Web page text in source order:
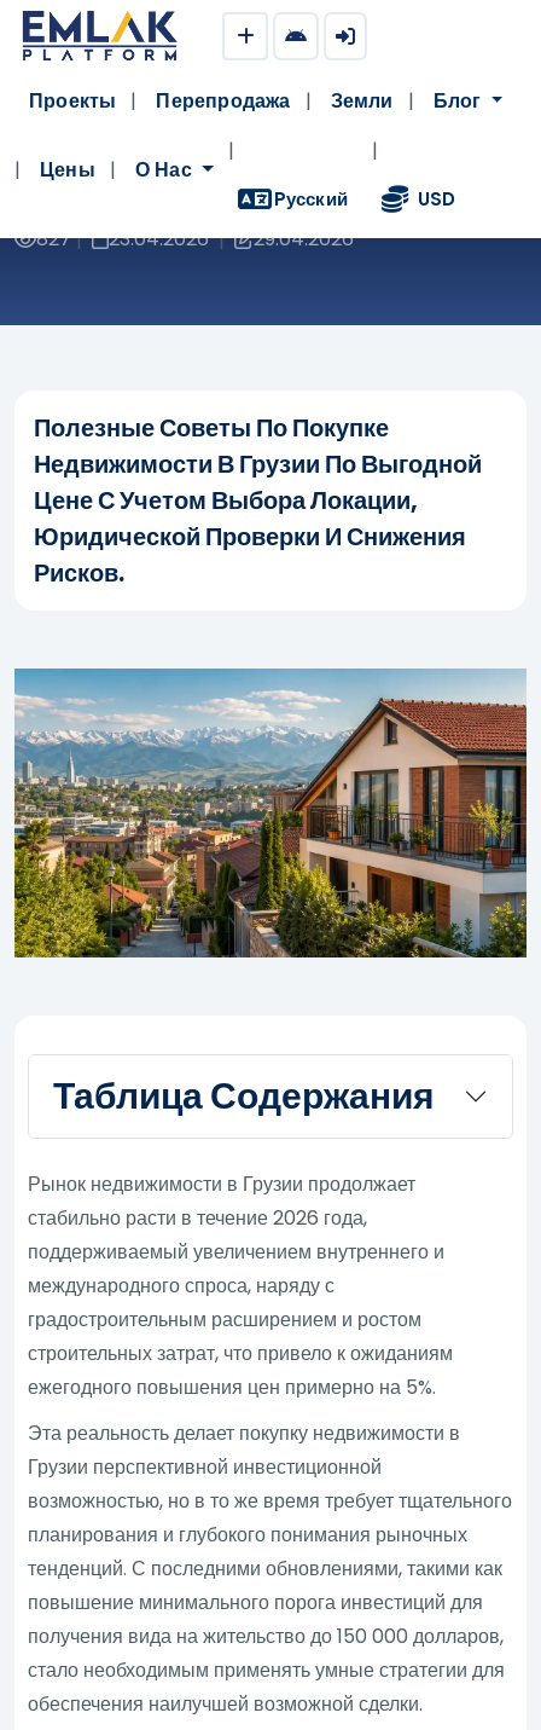
Проекты Перепродажа Земли Блог
Цены О Нас
Pусский USD
Советы По Покупке Недвижимости В
Грузии По Доступной Цене Легко
827| 23.04.2026| 29.04.2026
Полезные Советы По Покупке
Недвижимости В Грузии По Выгодной
Цене С Учетом Выбора Локации,
Юридической Проверки И Снижения
Рисков.
Таблица Содержания
Рынок недвижимости в Грузии продолжает
стабильно расти в течение 2026 года,
поддерживаемый увеличением внутреннего и
международного спроса, наряду с
градостроительным расширением и ростом
строительных затрат, что привело к ожиданиям
ежегодного повышения цен примерно на 5%.
Эта реальность делает покупку недвижимости в
Грузии перспективной инвестиционной
возможностью, но в то же время требует тщательного
планирования и глубокого понимания рыночных
тенденций. С последними обновлениями, такими как
повышение минимального порога инвестиций для
получения вида на жительство до 150 000 долларов,
стало необходимым применять умные стратегии для
обеспечения наилучшей возможной сделки.